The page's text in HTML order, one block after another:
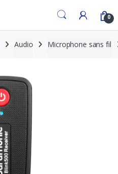
0
Audio Microphone sans fil